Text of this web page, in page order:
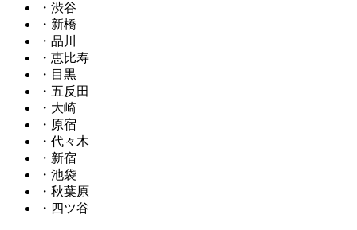
・渋谷
・新橋
・品川
・恵比寿
・目黒
・五反田
・大崎
・原宿
・代々木
・新宿
・池袋
・秋葉原
・四ツ谷